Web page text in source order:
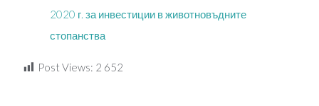
2020 г. за инвестиции в животновъдните
стопанства
Post Views: 2 652